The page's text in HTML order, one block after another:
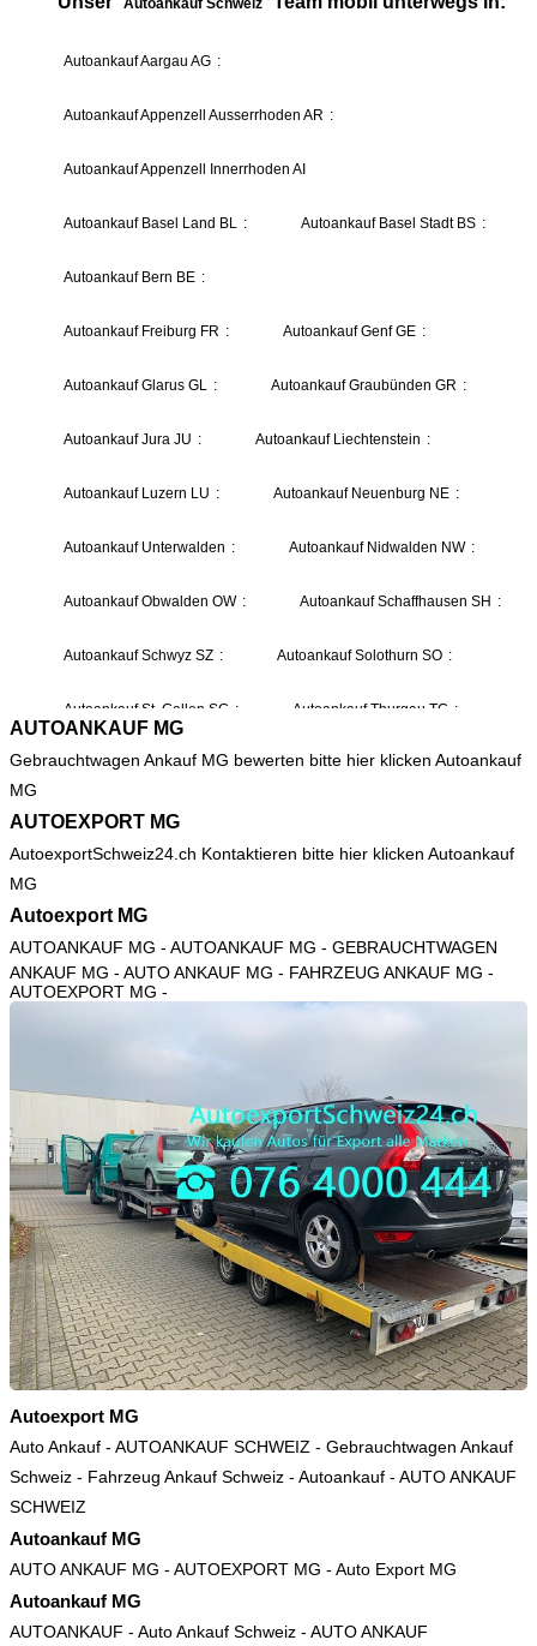
AUTOANKAUF MG
Gebrauchtwagen Ankauf MG bewerten bitte hier klicken Autoankauf
MG
AUTOEXPORT MG
AutoexportSchweiz24.ch Kontaktieren bitte hier klicken Autoankauf
MG
Autoexport MG
AUTOANKAUF MG - AUTOANKAUF MG - GEBRAUCHTWAGEN
ANKAUF MG - AUTO ANKAUF MG - FAHRZEUG ANKAUF MG -
AUTOEXPORT MG -
Autoexport MG
Auto Ankauf - AUTOANKAUF SCHWEIZ - Gebrauchtwagen Ankauf
Schweiz - Fahrzeug Ankauf Schweiz - Autoankauf - AUTO ANKAUF
SCHWEIZ
Autoankauf MG
AUTO ANKAUF MG - AUTOEXPORT MG - Auto Export MG
Autoankauf MG
AUTOANKAUF - Auto Ankauf Schweiz - AUTO ANKAUF